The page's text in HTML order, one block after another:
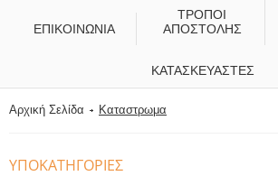
ΕΠΙΚΟΙΝΩΝΊΑ
ΤΡΌΠΟΙ
ΑΠΟΣΤΟΛΉΣ
ΚΑΤΑΣΚΕΥΑΣΤΈΣ
Αρχική Σελίδα Καταστρωμα
ΥΠΟΚΑΤΗΓΟΡΊΕΣ